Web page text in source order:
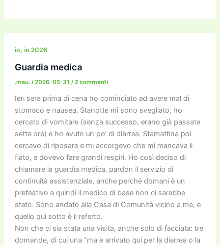
c
e
b
o
o
k
itt
er
ai
l
ai
l
st
o
e
gr
p
y
k
e
n
di
io, io 2026
Guardia medica
.mau. /2026-05-31 /2 commenti
Ieri sera prima di cena ho cominciato ad avere mal di
stomaco e nausea. Stanotte mi sono svegliato, ho
cercato di vomitare (senza successo, erano già passate
sette ore) e ho avuto un po’ di diarrea. Stamattina poi
cercavo di riposare e mi accorgevo che mi mancava il
fiato, e dovevo fare grandi respiri. Ho così deciso di
chiamare la guardia medica, pardon il servizio di
continuità assistenziale, anche perché domani è un
prefestivo e quindi il medico di base non ci sarebbe
stato. Sono andato alla Casa di Comunità vicino a me, e
quello qui sotto è il referto.
Non che ci sia stata una visita, anche solo di facciata: tre
domande, di cui una “ma è arrivato qui per la diarrea o la